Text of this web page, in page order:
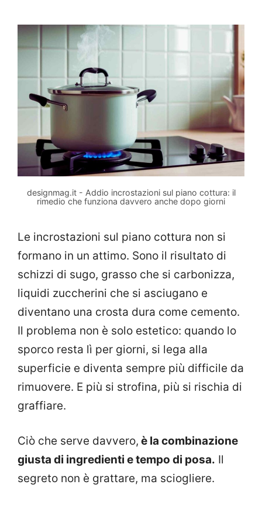
designmag.it - Addio incrostazioni sul piano cottura: il
rimedio che funziona davvero anche dopo giorni
Le incrostazioni sul piano cottura non si
formano in un attimo. Sono il risultato di
schizzi di sugo, grasso che si carbonizza,
liquidi zuccherini che si asciugano e
diventano una crosta dura come cemento.
Il problema non è solo estetico: quando lo
sporco resta lì per giorni, si lega alla
superficie e diventa sempre più difficile da
rimuovere. E più si strofina, più si rischia di
graffiare.
Ciò che serve davvero, è la combinazione
giusta di ingredienti e tempo di posa. Il
segreto non è grattare, ma sciogliere.